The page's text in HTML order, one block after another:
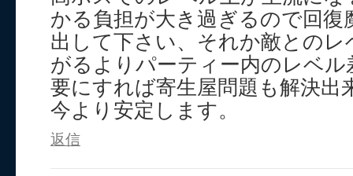
かる負担が大き過ぎるので回復
出して下さい、それか敵とのレ
がるよりパーティー内のレベ
要にすれば寄生屋問題も解決出
今より安定します。
返信